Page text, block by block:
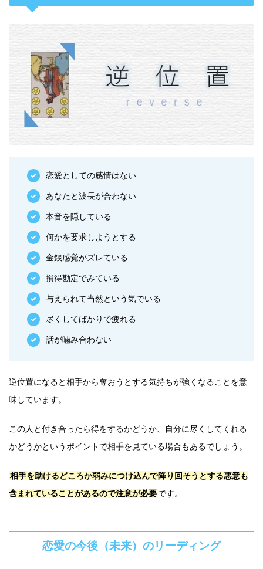
恋愛としての感情はない
あなたと波長が合わない
本音を隠している
何かを要求しようとする
金銭感覚がズレている
損得勘定でみている
与えられて当然という気でいる
尽くしてばかりで疲れる
話が噛み合わない
逆位置になると相手から奪おうとする気持ちが強くなることを意
味しています。
この人と付き合ったら得をするかどうか、自分に尽くしてくれる
かどうかというポイントで相手を見ている場合もあるでしょう。
相手を助けるどころか弱みにつけ込んで降り回そうとする悪意も
含まれていることがあるので注意が必要です。
恋愛の今後（未来）のリーディング